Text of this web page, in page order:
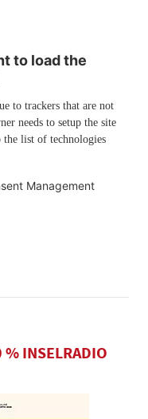
to load the
to trackers that are not
needs to setup the site
list of technologies
Management
INSELRADIO